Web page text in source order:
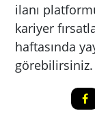
ilanı
kariyer
haftasında
görebilirsiniz.